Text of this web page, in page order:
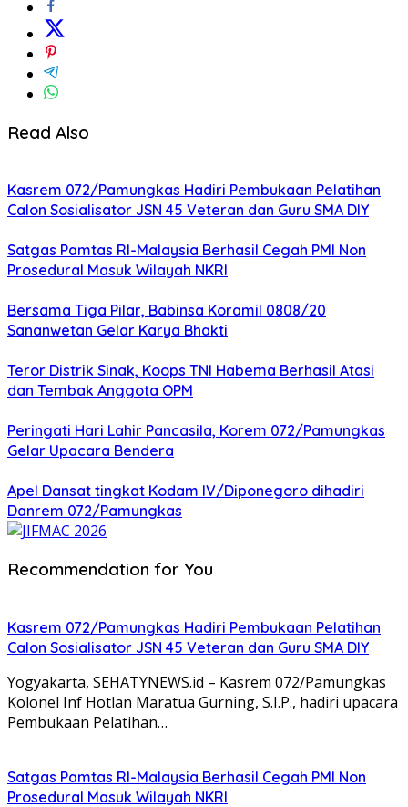
Read Also
Kasrem 072/Pamungkas Hadiri Pembukaan Pelatihan
Calon Sosialisator JSN 45 Veteran dan Guru SMA DIY
Satgas Pamtas RI-Malaysia Berhasil Cegah PMI Non
Prosedural Masuk Wilayah NKRI
Bersama Tiga Pilar, Babinsa Koramil 0808/20
Sananwetan Gelar Karya Bhakti
Teror Distrik Sinak, Koops TNI Habema Berhasil Atasi
dan Tembak Anggota OPM
Peringati Hari Lahir Pancasila, Korem 072/Pamungkas
Gelar Upacara Bendera
Apel Dansat tingkat Kodam lV/Diponegoro dihadiri
Danrem 072/Pamungkas
Recommendation for You
Kasrem 072/Pamungkas Hadiri Pembukaan Pelatihan
Calon Sosialisator JSN 45 Veteran dan Guru SMA DIY
Yogyakarta, SEHATYNEWS.id – Kasrem 072/Pamungkas
Kolonel Inf Hotlan Maratua Gurning, S.I.P., hadiri upacara
Pembukaan Pelatihan…
Satgas Pamtas RI-Malaysia Berhasil Cegah PMI Non
Prosedural Masuk Wilayah NKRI